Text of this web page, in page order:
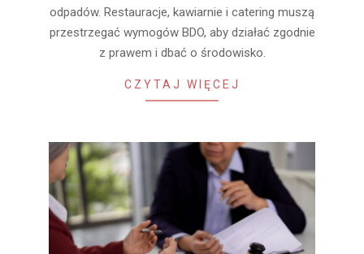
odpadów. Restauracje, kawiarnie i catering muszą
przestrzegać wymogów BDO, aby działać zgodnie
z prawem i dbać o środowisko.
CZYTAJ WIĘCEJ